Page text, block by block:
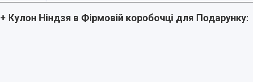
+ Кулон Ніндзя в Фірмовій коробочці для Подарунку: